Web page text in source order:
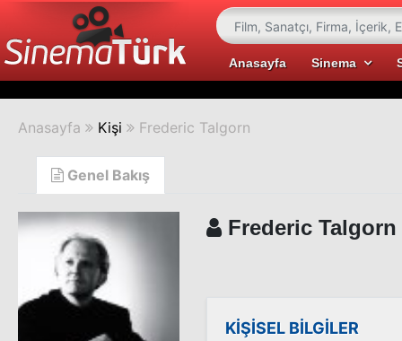
Anasayfa Sinema
Anasayfa Kişi Frederic Talgorn
Genel Bakış
Frederic Talgorn
KİŞİSEL BİLGİLER